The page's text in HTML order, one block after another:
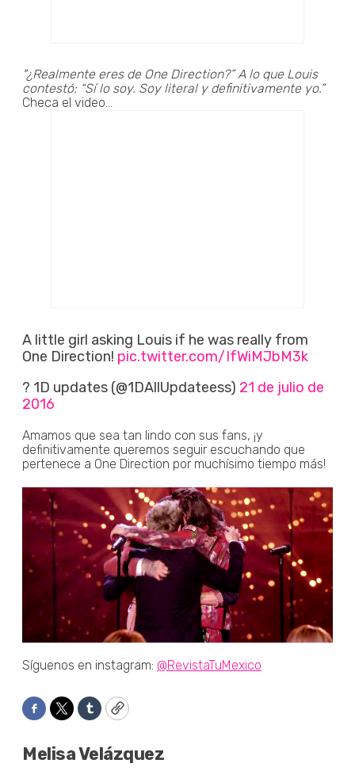
"¿Realmente eres de One Direction?” A lo que Louis
contestó: “Sí lo soy. Soy literal y definitivamente yo.”
Checa el video...
A little girl asking Louis if he was really from
One Direction! pic.twitter.com/IfWiMJbM3k
? 1D updates (@1DAllUpdateess) 21 de julio de
2016
Amamos que sea tan lindo con sus fans, ¡y
definitivamente queremos seguir escuchando que
pertenece a One Direction por muchísimo tiempo más!
Síguenos en instagram: @RevistaTuMexico
Facebook
TwitterTumblrCopy
Melisa Velázquez